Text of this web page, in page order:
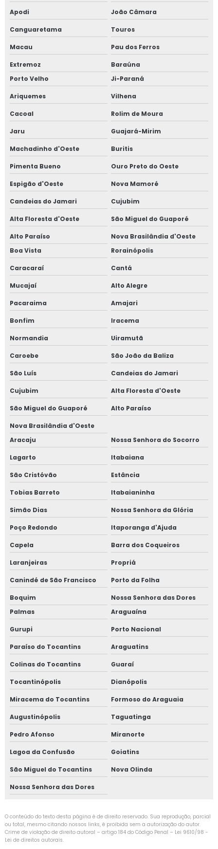
Apodi João Câmara
Canguaretama Touros
Macau Pau dos Ferros
Extremoz
Baraúna
Porto Velho
Ji-Paraná
Ariquemes Vilhena
Cacoal Rolim de Moura
Jaru Guajará-Mirim
Machadinho d'Oeste Buritis
Pimenta Bueno Ouro Preto do Oeste
Espigão d'Oeste Nova Mamoré
Candeias do Jamari Cujubim
Alta Floresta d'Oeste São Miguel do Guaporé
Alto Paraíso
Nova Brasilândia d'Oeste
Boa Vista
Rorainópolis
Caracaraí Cantá
Mucajaí Alto Alegre
Pacaraima Amajari
Bonfim Iracema
Normandia Uiramutã
Caroebe São João da Baliza
São Luís Candeias do Jamari
Cujubim Alta Floresta d'Oeste
São Miguel do Guaporé Alto Paraíso
Nova Brasilândia d'Oeste
Aracaju
Nossa Senhora do Socorro
Lagarto Itabaiana
São Cristóvão Estância
Tobias Barreto Itabaianinha
Simão Dias Nossa Senhora da Glória
Poço Redondo Itaporanga d'Ajuda
Capela Barra dos Coqueiros
Laranjeiras Propriá
Canindé de São Francisco Porto da Folha
Boquim
Nossa Senhora das Dores
Palmas
Araguaína
Gurupi Porto Nacional
Paraíso do Tocantins Araguatins
Colinas do Tocantins Guaraí
Tocantinópolis Dianópolis
Miracema do Tocantins Formoso do Araguaia
Augustinópolis Taguatinga
Pedro Afonso Miranorte
Lagoa da Confusão Goiatins
São Miguel do Tocantins Nova Olinda
Nossa Senhora das Dores
O conteúdo do texto desta página é de direito reservado. Sua reprodução, parcial
ou total, mesmo citando nossos links, é proibida sem a autorização do autor.
Crime de violação de direito autoral – artigo 184 do Código Penal – Lei 9610/98 -
Lei de direitos autorais.